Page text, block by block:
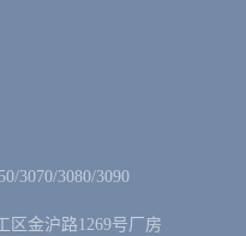
3070/3080/3090
区金沪路1269号厂房